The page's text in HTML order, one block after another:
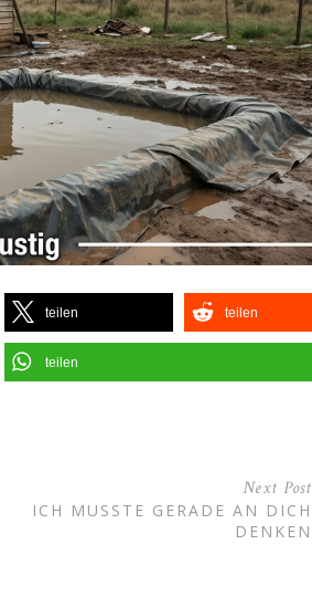
teilen teilen
teilen
Next Post
ICH MUSSTE GERADE AN DICH
DENKEN